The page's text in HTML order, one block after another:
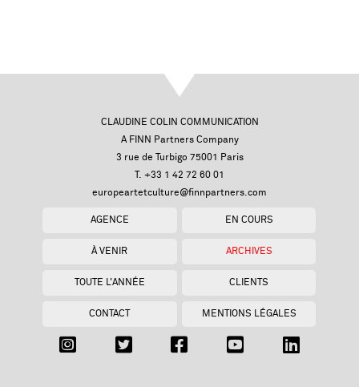
CLAUDINE COLIN COMMUNICATION
A FINN Partners Company
3 rue de Turbigo 75001 Paris
T. +33 1 42 72 60 01
europeartetculture@finnpartners.com
AGENCE EN COURS
À VENIR ARCHIVES
TOUTE L'ANNÉE CLIENTS
CONTACT MENTIONS LÉGALES